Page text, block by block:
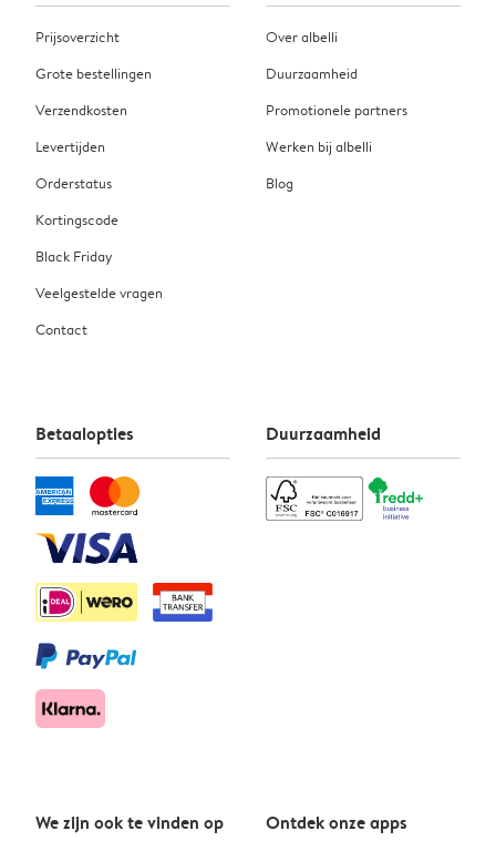
Prijsoverzicht
Grote bestellingen
Verzendkosten
Levertijden
Orderstatus
Kortingscode
Black Friday
Veelgestelde vragen
Contact
Over albelli
Duurzaamheid
Promotionele partners
Werken bij albelli
Blog
Betaalopties Duurzaamheid
We zijn ook te vinden op Ontdek onze apps